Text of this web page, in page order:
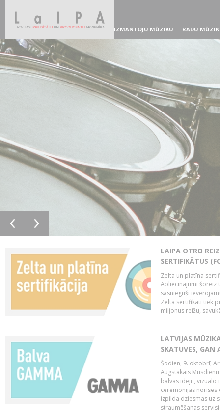
IZMANTOJU MŪZIKU RADU
LAIPA OTRO
SERTIFIKĀTUS
Zelta un platīna
Apliecinājumi šoreiz
sasnieguši
Zelta sertifikāti tiek
miljonus reižu,
LATVIJAS
SKATUVES, GAN
Šodien, 9. oktobrī,
Augstākais
balvas ideju,
ceremonijas norises
izpilda dziesmas uz
straumēšanas